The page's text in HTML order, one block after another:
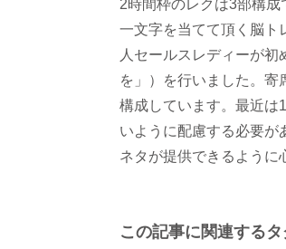
2時間枠のレクは3部構
一文字を当てて頂く脳ト
人セールスレディーが
を」）を行いました。寄
構成しています。最近は
いように配慮する必要が
ネタが提供できるように
この記事に関連するタ